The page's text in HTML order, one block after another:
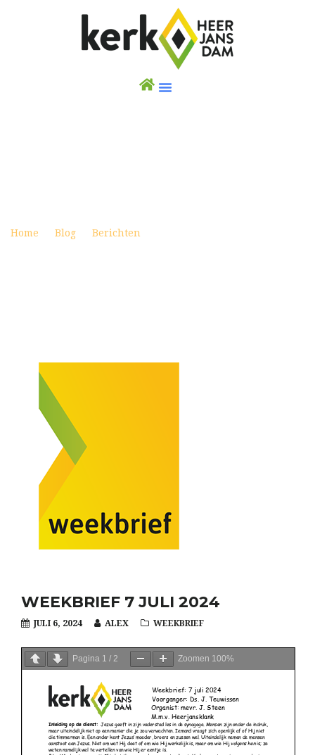
Home Blog Berichten
WEEKBRIEF 7 JULI 2024
JULI 6, 2024 ALEX WEEKBRIEF
Pagina 1 / 2 Zoomen 100%